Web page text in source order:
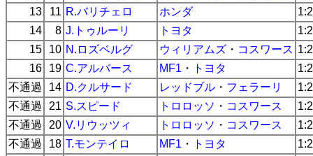
13
11 R.バリチェロ ホンダ
14
8 J.トゥルーリ トヨタ
15
10 N.ロズベルグ ウィリアムズ ・ コスワース
16
19 C.アルバース MF1 ・ トヨタ
不通過
14 D.クルサード レッドブル ・ フェラーリ
不通過
21 S.スピード トロロッソ ・ コスワース
不通過
20 V.リウッツィ トロロッソ ・ コスワース
不通過
18 T.モンテイロ MF1 ・ トヨタ